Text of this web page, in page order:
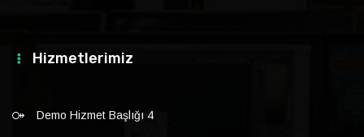
Hizmetlerimiz
Demo Hizmet Başlığı 4